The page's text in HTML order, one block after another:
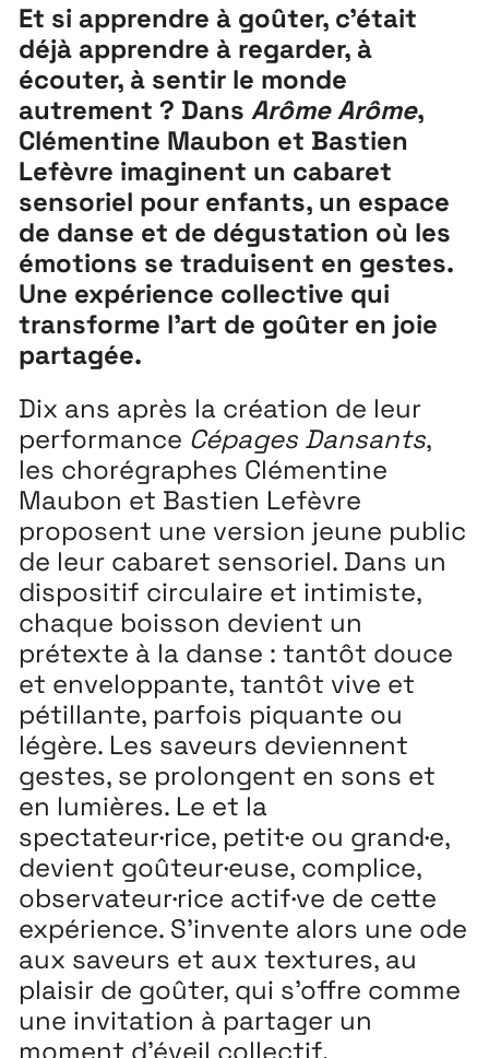
Extensions26
26 JUILLET ↘ 5 SEPTEMBRE
Playground
3 ↘ 29 NOVEMBRE
Festival26
11 MAI ↘ 13 JUIN
Et si apprendre à goûter, c’était
déjà apprendre à regarder, à
écouter, à sentir le monde
autrement ? DansArôme Arôme,
Clémentine Maubon et Bastien
Lefèvre imaginent un cabaret
sensoriel pour enfants, un espace
de danse et de dégustation où les
émotions se traduisent en gestes.
Une expérience collective qui
transforme l’art de goûter en joie
partagée.
Dix ans après la création de leur
performance Cépages Dansants,
les chorégraphes Clémentine
Maubon et Bastien Lefèvre
proposent une version jeune public
de leur cabaret sensoriel. Dans un
dispositif circulaire et intimiste,
chaque boisson devient un
prétexte à la danse : tantôt douce
et enveloppante, tantôt vive et
pétillante, parfois piquante ou
légère. Les saveurs deviennent
gestes, se prolongent en sons et
en lumières. Le et la
spectateur·rice, petit·e ou grand·e,
devient goûteur·euse, complice,
observateur·rice actif·ve de cette
expérience. S’invente alors une ode
aux saveurs et aux textures, au
plaisir de goûter, qui s’offre comme
une invitation à partager un